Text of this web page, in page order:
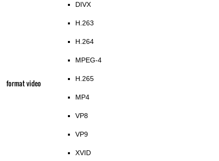
format video
DIVX
H.263
H.264
MPEG-4
H.265
MP4
VP8
VP9
XVID